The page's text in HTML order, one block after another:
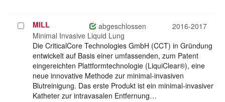
Projekt
auswählen
MILL abgeschlossen
2016-2017
Minimal Invasive Liquid Lung
Die CriticalCore Technologies GmbH (CCT) in Gründung
entwickelt auf Basis einer umfassenden, zum Patent
eingereichten Plattformtechnologie (LiquiClear®), eine
neue innovative Methode zur minimal-invasiven
Blutreinigung. Das erste Produkt ist ein minimal-invasiver
Katheter zur intravasalen Entfernung…